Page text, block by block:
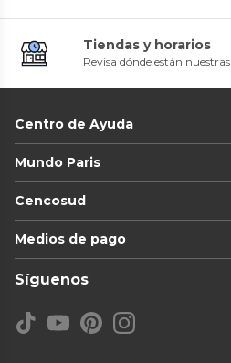
Tiendas y horarios
Revisa dónde están
Centro de Ayuda
Mundo Paris
Cencosud
Medios de pago
Síguenos